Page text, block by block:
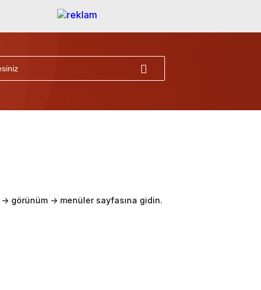
görünüm -> menüler sayfasına gidin.